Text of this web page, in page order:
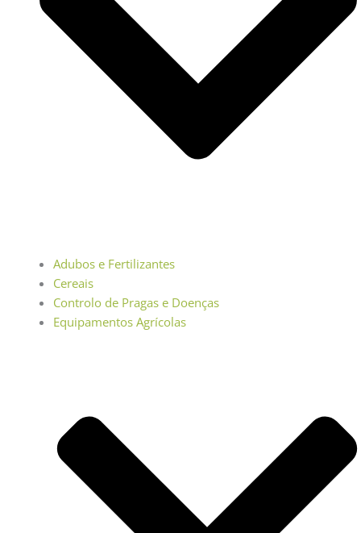
Adubos e Fertilizantes
Cereais
Controlo de Pragas e Doenças
Equipamentos Agrícolas